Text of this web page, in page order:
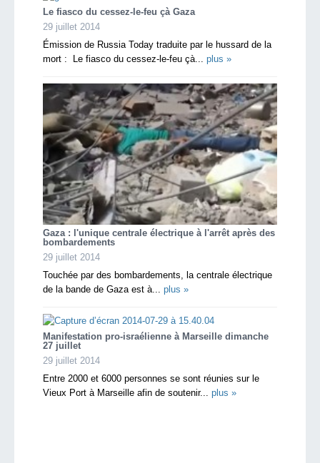
Le fiasco du cessez-le-feu çà Gaza
29 juillet 2014
Émission de Russia Today traduite par le hussard de la
mort : Le fiasco du cessez-le-feu çà... plus »
Gaza : l'unique centrale électrique à l'arrêt après des
bombardements
29 juillet 2014
Touchée par des bombardements, la centrale électrique
de la bande de Gaza est à... plus »
Manifestation pro-israélienne à Marseille dimanche
27 juillet
29 juillet 2014
Entre 2000 et 6000 personnes se sont réunies sur le
Vieux Port à Marseille afin de soutenir... plus »